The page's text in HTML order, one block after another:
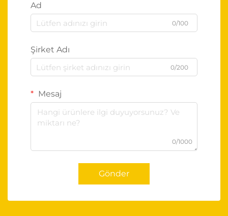
Ad
0/100
Şirket Adı
0/200
Mesaj
0/1000
Gönder